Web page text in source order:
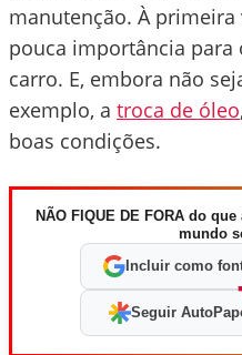
manutenção. À
pouca importância
carro. E, embora não
exemplo, a troca de óleo
boas condições.
NÃO FIQUE DE FORA do
mundo
Incluir como
Seguir